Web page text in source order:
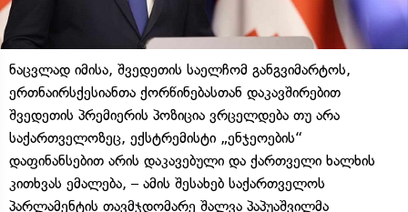
ნაცვლად იმისა, შვედეთის საელჩომ განგვიმარტოს,
ერთნაირსქესიანთა ქორწინებასთან დაკავშირებით
შვედეთის პრემიერის პოზიცია ვრცელდება თუ არა
საქართველოზეც, ექსტრემისტი „ენჯეოების“
დაფინანსებით არის დაკავებული და ქართველი ხალხის
კითხვას ემალება, – ამის შესახებ საქართველოს
პარლამენტის თავმჯდომარე შალვა პაპუაშვილმა